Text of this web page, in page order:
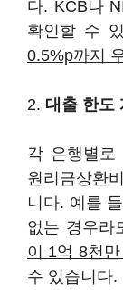
다. KCB나
확인할 수
0.5%p까지
2. 대출 한도
각 은행별로
원리금상환
니다. 예를
없는 경우라
이 1억 8천
수 있습니다.